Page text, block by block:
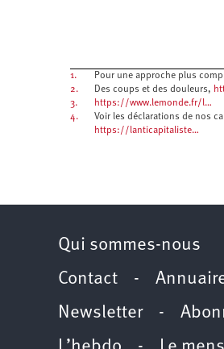
1. Pour une approche plus
2.
Des coups et des douleurs,
3.
https://www.lemonde.fr/l…
4.
Voir les déclarations de nos
https://lanticapitaliste…
Qui sommes-nous
Contact -
Newsletter-